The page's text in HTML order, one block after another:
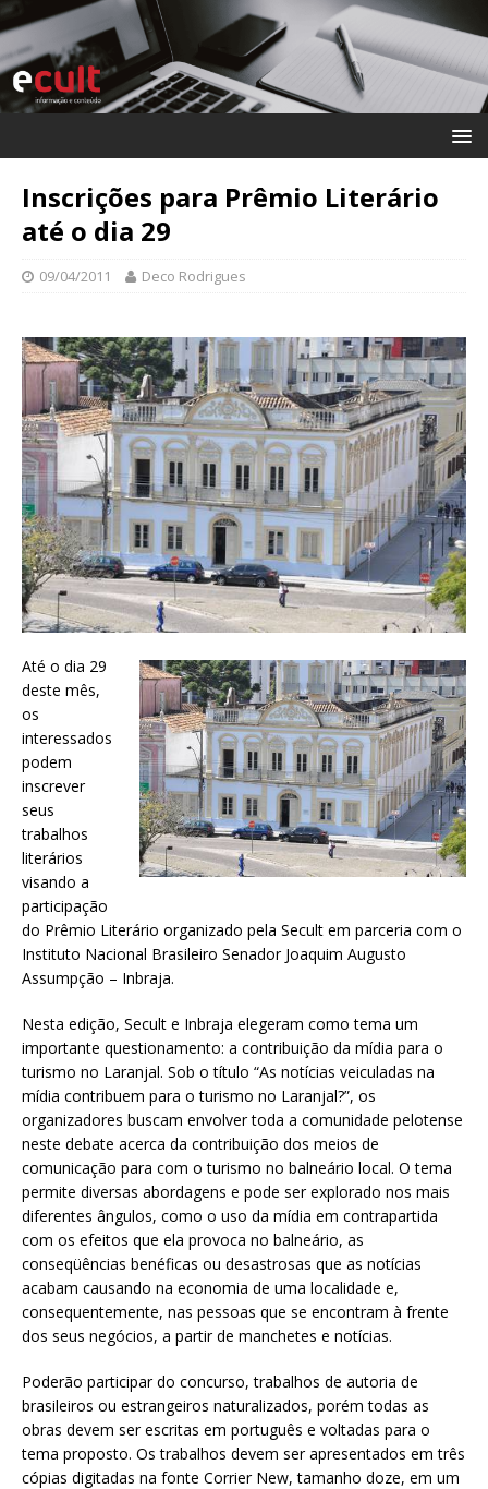
Inscrições para Prêmio Literário
até o dia 29
09/04/2011 Deco Rodrigues
Até o dia 29
deste mês,
os
interessados
podem
inscrever
seus
trabalhos
literários
visando a
participação
do Prêmio Literário organizado pela Secult em parceria com o
Instituto Nacional Brasileiro Senador Joaquim Augusto
Assumpção – Inbraja.
Nesta edição, Secult e Inbraja elegeram como tema um
importante questionamento: a contribuição da mídia para o
turismo no Laranjal. Sob o título “As notícias veiculadas na
mídia contribuem para o turismo no Laranjal?”, os
organizadores buscam envolver toda a comunidade pelotense
neste debate acerca da contribuição dos meios de
comunicação para com o turismo no balneário local. O tema
permite diversas abordagens e pode ser explorado nos mais
diferentes ângulos, como o uso da mídia em contrapartida
com os efeitos que ela provoca no balneário, as
conseqüências benéficas ou desastrosas que as notícias
acabam causando na economia de uma localidade e,
consequentemente, nas pessoas que se encontram à frente
dos seus negócios, a partir de manchetes e notícias.
Poderão participar do concurso, trabalhos de autoria de
brasileiros ou estrangeiros naturalizados, porém todas as
obras devem ser escritas em português e voltadas para o
tema proposto. Os trabalhos devem ser apresentados em três
cópias digitadas na fonte Corrier New, tamanho doze, em um